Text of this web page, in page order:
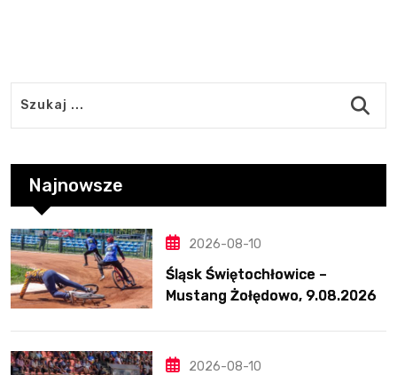
Najnowsze
2026-08-10
Śląsk Świętochłowice –
Mustang Żołędowo, 9.08.2026
2026-08-10